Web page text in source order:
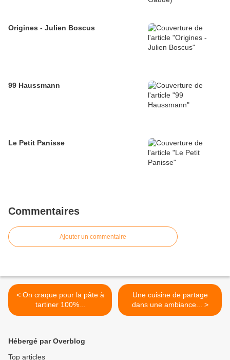
Origines - Julien Boscus
99 Haussmann
Le Petit Panisse
Commentaires
Ajouter un commentaire
< On craque pour la pâte à
tartiner 100%...
Une cuisine de partage
dans une ambiance... >
Hébergé par Overblog
Top articles